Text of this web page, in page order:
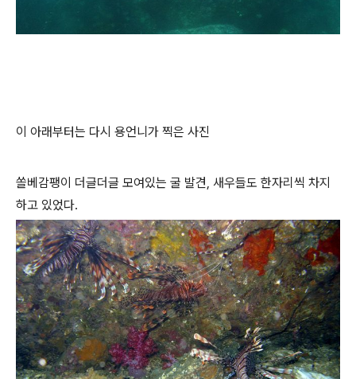
이 아래부터는 다시 용언니가 찍은 사진
쏠베감팽이 더글더글 모여있는 굴 발견, 새우들도 한자리씩 차지
하고 있었다.